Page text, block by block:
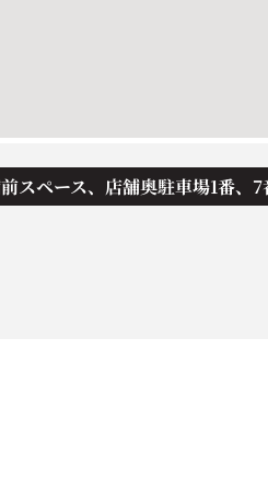
スペース、店舗奥駐車場1番、7